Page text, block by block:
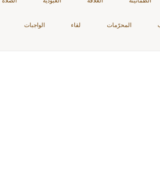
المحرّمات لقاء الواجبات